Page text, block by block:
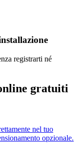
registrarti né
gratuiti
nel tuo
opzionale.